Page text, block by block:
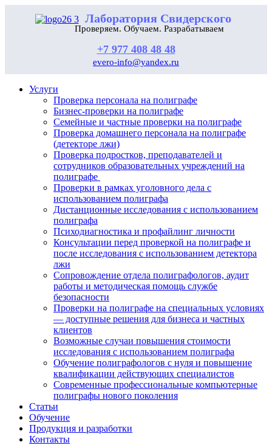
Лаборатория Свидерского
Проверяем. Обучаем. Разрабатываем
+7 977 408 48 48
evero-info@yandex.ru
Услуги
Проверка персонала на полиграфе
Бизнес-проверки на полиграфе
Семейные и частные проверки на полиграфе
Проверка домашнего персонала на полиграфе
(детекторе лжи)
Проверка подростков, преподавателей и
сотрудников образовательных учреждений на
полиграфе
Проверки в рамках уголовного дела с
использованием полиграфа
Дистанционные исследования с использованием
полиграфа
Психодиагностика и профайлинг личности
Консультации перед проверкой на полиграфе и
после исследования с использованием детектора
лжи
Сопровождение отдела полиграфологов, аудит
работы и методическая помощь службе
безопасности
Проверки на полиграфе на специальных условиях
— доступные решения для бизнеса и частных
клиентов
Возможные случаи повышения стоимости
исследования с использованием полиграфа
Обучение полиграфологов с нуля и повышение
квалификации действующих специалистов
Современные профессиональные компьютерные
полиграфы нового поколения
Статьи
Обучение
Продукция и разработки
Контакты